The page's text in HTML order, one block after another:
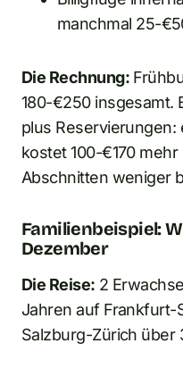
manchmal 25-
Die Rechnung:
180-€250 insgesamt.
plus
kostet 100-€170
Abschnitten weniger
Familienbeispiel:
Dezember
Die Reise: 2
Jahren auf
Salzburg-Zürich über